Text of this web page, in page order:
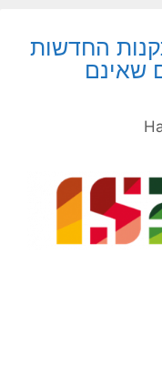
החדשות
שאינם